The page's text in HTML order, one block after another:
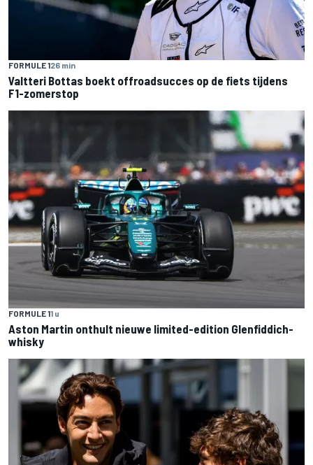
FORMULE 126 min
Valtteri Bottas boekt offroadsucces op de fiets tijdens
F1-zomerstop
FORMULE 11 u
Aston Martin onthult nieuwe limited-edition Glenfiddich-
whisky